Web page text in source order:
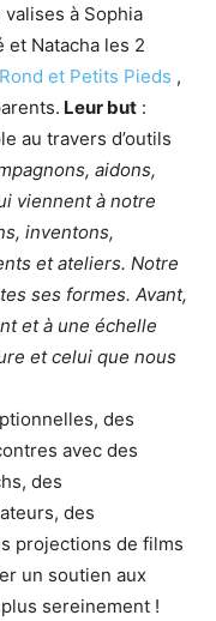
à Sophia
et Natacha les 2
et Petits Pieds ,
Leur but :
au travers d’outils
aidons,
viennent à notre
inventons,
et ateliers. Notre
ses formes. Avant,
et à une échelle
et celui que nous
des
avec des
des
des
projections de films
un soutien aux
sereinement !